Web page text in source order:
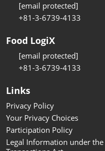
[email protected]
+81-3-6739-4133
Food LogiX
[email protected]
+81-3-6739-4133
Links
Privacy Policy
Your Privacy Choices
Participation Policy
Legal Information under